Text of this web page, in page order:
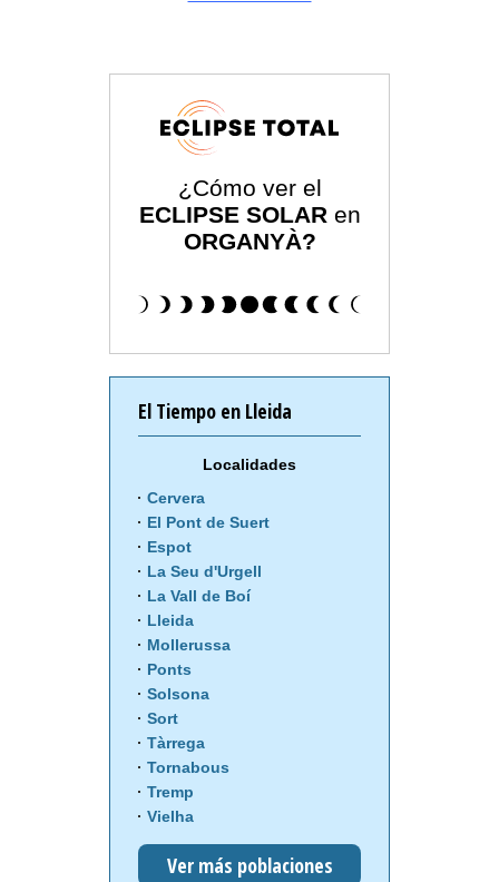
¿Cómo ver el
ECLIPSE SOLAR en
ORGANYÀ?
El Tiempo en Lleida
Localidades
Cervera
El Pont de Suert
Espot
La Seu d'Urgell
La Vall de Boí
Lleida
Mollerussa
Ponts
Solsona
Sort
Tàrrega
Tornabous
Tremp
Vielha
Ver más poblaciones